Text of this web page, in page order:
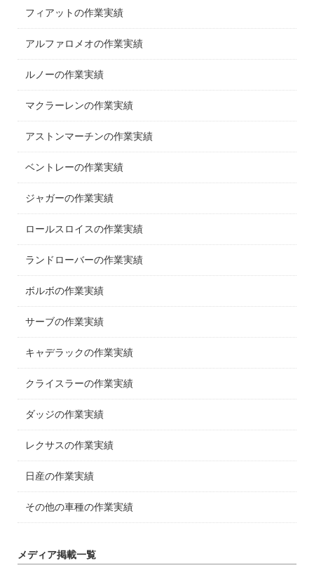
フィアットの作業実績
アルファロメオの作業実績
ルノーの作業実績
マクラーレンの作業実績
アストンマーチンの作業実績
ベントレーの作業実績
ジャガーの作業実績
ロールスロイスの作業実績
ランドローバーの作業実績
ボルボの作業実績
サーブの作業実績
キャデラックの作業実績
クライスラーの作業実績
ダッジの作業実績
レクサスの作業実績
日産の作業実績
その他の車種の作業実績
メディア掲載一覧